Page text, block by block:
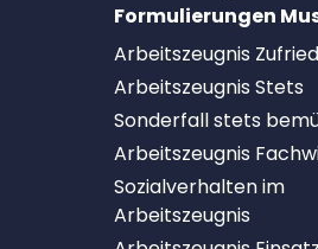
Formulierungen
Arbeitszeugnis
Arbeitszeugnis Stets
Sonderfall stets
Arbeitszeugnis
Sozialverhalten im
Arbeitszeugnis